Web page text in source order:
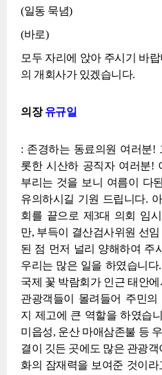
(일동 묵념)
(바로)
모두 자리에 앉아 주시기 바
의 개회사가 있겠습니다.
의장유규일
: 존경하는 동료의원 여러분!
롯한 시산하 공직자 여러분!
부리는 것을 보니 여름이 다
유의하시길 기원 드립니다.
회를 끝으로 제3대 의회 임
만, 부득이 결산검사위원 선
된 점 먼저 널리 양해하여 주
우리는 많은 일을 하였습니다
국제 꽃 박람회가 인근 태안
관광객들이 몰려들어 주민의
지 제고에 큰 역할을 하였습
미읍성, 운산 마애삼존불 등
결이 깃든 곳에도 많은 관광
화의 잠재력을 보여준 것이